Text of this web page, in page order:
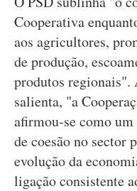
Cooperativa
aos agricultores,
de produção,
produtos regionais".
salienta, "a
afirmou-se como
de coesão no sector
evolução da
ligação consistente